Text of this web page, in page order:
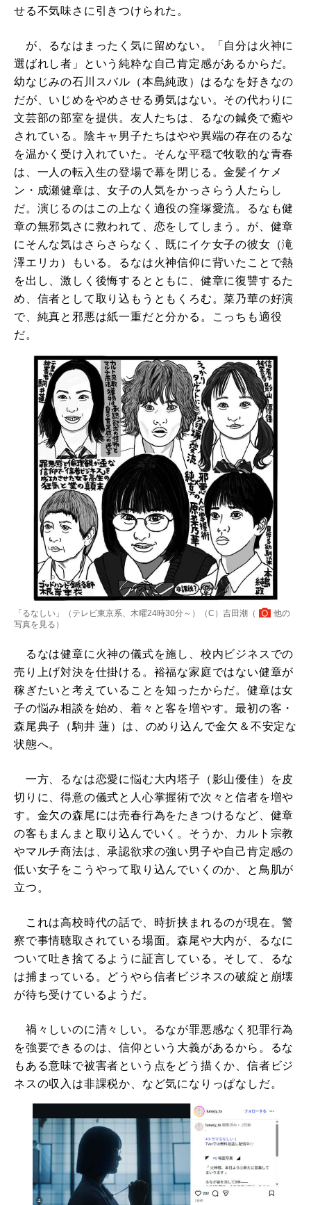
せる不気味さに引きつけられた。
が、るなはまったく気に留めない。「自分は火神に
選ばれし者」という純粋な自己肯定感があるからだ。
幼なじみの石川スバル（本島純政）はるなを好きなの
だが、いじめをやめさせる勇気はない。その代わりに
文芸部の部室を提供。友人たちは、るなの鍼灸で癒や
されている。陰キャ男子たちはやや異端の存在のるな
を温かく受け入れていた。そんな平穏で牧歌的な青春
は、一人の転入生の登場で幕を閉じる。金髪イケメ
ン・成瀬健章は、女子の人気をかっさらう人たらし
だ。演じるのはこの上なく適役の窪塚愛流。るなも健
章の無邪気さに救われて、恋をしてしまう。が、健章
にそんな気はさらさらなく、既にイケ女子の彼女（滝
澤エリカ）もいる。るなは火神信仰に背いたことで熱
を出し、激しく後悔するとともに、健章に復讐するた
め、信者として取り込もうともくろむ。菜乃華の好演
で、純真と邪悪は紙一重だと分かる。こっちも適役
だ。
「るなしい」（テレビ東京系、木曜24時30分～）（C）吉田潮（
他の
写真を見る ）
るなは健章に火神の儀式を施し、校内ビジネスでの
売り上げ対決を仕掛ける。裕福な家庭ではない健章が
稼ぎたいと考えていることを知ったからだ。健章は女
子の悩み相談を始め、着々と客を増やす。最初の客・
森尾典子（駒井 蓮）は、のめり込んで金欠＆不安定な
状態へ。
一方、るなは恋愛に悩む大内塔子（影山優佳）を皮
切りに、得意の儀式と人心掌握術で次々と信者を増や
す。金欠の森尾には売春行為をたきつけるなど、健章
の客もまんまと取り込んでいく。そうか、カルト宗教
やマルチ商法は、承認欲求の強い男子や自己肯定感の
低い女子をこうやって取り込んでいくのか、と鳥肌が
立つ。
これは高校時代の話で、時折挟まれるのが現在。警
察で事情聴取されている場面。森尾や大内が、るなに
ついて吐き捨てるように証言している。そして、るな
は捕まっている。どうやら信者ビジネスの破綻と崩壊
が待ち受けているようだ。
禍々しいのに清々しい。るなが罪悪感なく犯罪行為
を強要できるのは、信仰という大義があるから。るな
もある意味で被害者という点をどう描くか、信者ビジ
ネスの収入は非課税か、など気になりっぱなしだ。